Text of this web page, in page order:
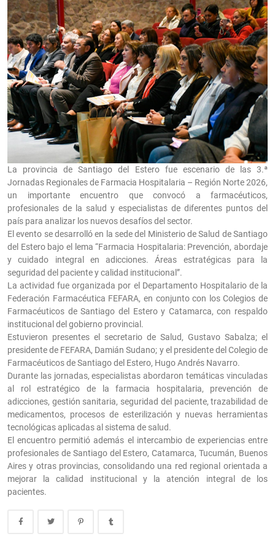
La provincia de Santiago del Estero fue escenario de las 3.ª
Jornadas Regionales de Farmacia Hospitalaria – Región Norte 2026,
un importante encuentro que convocó a farmacéuticos,
profesionales de la salud y especialistas de diferentes puntos del
país para analizar los nuevos desafíos del sector.
El evento se desarrolló en la sede del Ministerio de Salud de Santiago
del Estero bajo el lema “Farmacia Hospitalaria: Prevención, abordaje
y cuidado integral en adicciones. Áreas estratégicas para la
seguridad del paciente y calidad institucional”.
La actividad fue organizada por el Departamento Hospitalario de la
Federación Farmacéutica FEFARA, en conjunto con los Colegios de
Farmacéuticos de Santiago del Estero y Catamarca, con respaldo
institucional del gobierno provincial.
Estuvieron presentes el secretario de Salud, Gustavo Sabalza; el
presidente de FEFARA, Damián Sudano; y el presidente del Colegio de
Farmacéuticos de Santiago del Estero, Hugo Andrés Navarro.
Durante las jornadas, especialistas abordaron temáticas vinculadas
al rol estratégico de la farmacia hospitalaria, prevención de
adicciones, gestión sanitaria, seguridad del paciente, trazabilidad de
medicamentos, procesos de esterilización y nuevas herramientas
tecnológicas aplicadas al sistema de salud.
El encuentro permitió además el intercambio de experiencias entre
profesionales de Santiago del Estero, Catamarca, Tucumán, Buenos
Aires y otras provincias, consolidando una red regional orientada a
mejorar la calidad institucional y la atención integral de los
pacientes.